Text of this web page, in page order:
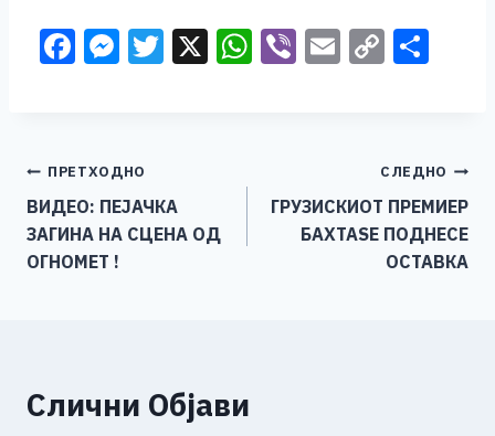
F
b
o
o
M
n
g
er
T X W
A
p
Vi E C
Li
n
k
Навигација
на
напис
ПРЕТХОДНО
ВИДЕО: ПЕЈАЧКА
ЗАГИНА НА СЦЕНА ОД
ОГНОМЕТ !
СЛЕДНО
ГРУЗИСКИОТ ПРЕМИЕР
БАХТАЅЕ ПОДНЕСЕ
ОСТАВКА
Слични Објави